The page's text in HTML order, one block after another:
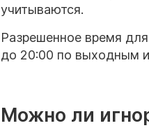
учитываются.
Разрешенное время
до 20:00 по выходным
Можно ли